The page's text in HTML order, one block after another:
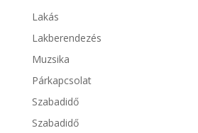
Lakás
Lakberendezés
Muzsika
Párkapcsolat
Szabadidő
Szabadidő